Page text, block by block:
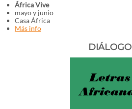
África Vive
mayo y junio
Casa África
Más info
DIÁLOGO